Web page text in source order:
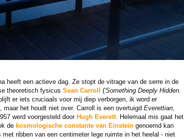
heeft een actieve dag. Ze stopt de vitrage van de serre in de
theoretisch fysicus Sean Carroll ('Something Deeply Hidden.
er iets cruciaals voor mij diep verborgen, ik word er
het houdt niet over. Carroll is een overtuigd Everettian,
werd voorgesteld door Hugh Everett. Helemaal mis gaat het
de kosmologische constante van Einsteingenoemd kan
ribben van een centimeter lege ruimte in het heelal - niet